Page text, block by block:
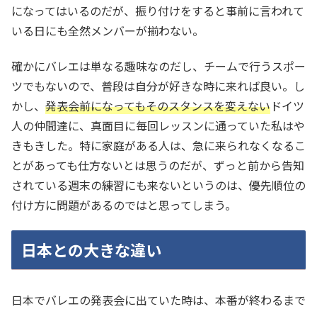
になってはいるのだが、振り付けをすると事前に言われて
いる日にも全然メンバーが揃わない。
確かにバレエは単なる趣味なのだし、チームで行うスポー
ツでもないので、普段は自分が好きな時に来れば良い。し
かし、 発表会前になってもそのスタンスを変えないドイツ
人の仲間達に、真面目に毎回レッスンに通っていた私はや
きもきした。特に家庭がある人は、急に来られなくなるこ
とがあっても仕方ないとは思うのだが、ずっと前から告知
されている週末の練習にも来ないというのは、優先順位の
付け方に問題があるのではと思ってしまう。
日本との大きな違い
日本でバレエの発表会に出ていた時は、本番が終わるまで